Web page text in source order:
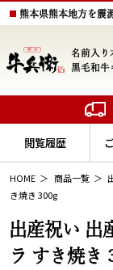
熊本県熊本地方を震
名前入り
黒毛和牛
閲覧履歴
HOME 商品一覧
き焼き 300g
出産祝い 出
ラ すき焼き